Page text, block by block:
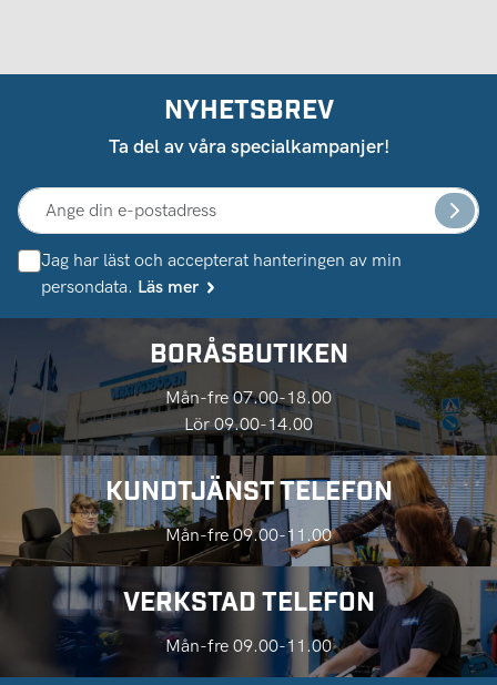
NYHETSBREV
Ta del av våra specialkampanjer!
Jag har läst och accepterat hanteringen av min
persondata. Läs mer
BORÅSBUTIKEN
Mån-fre 07.00-18.00
Lör 09.00-14.00
KUNDTJÄNST TELEFON
Mån-fre 09.00-11.00
VERKSTAD TELEFON
Mån-fre 09.00-11.00